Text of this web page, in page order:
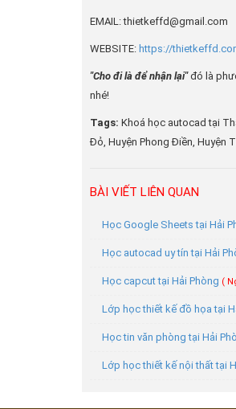
EMAIL: thietkeffd@gmail.com
WEBSITE: https://
"Cho đi là để nhận lại"đó là
nhé!
Tags: Khoá học autocad tại
Đỏ, Huyện Phong Điền, Huyện
BÀI VIẾT LIÊN QUAN
Học Google Sheets tại Hải
Học autocad uy tín tại Hải
Học capcut tại Hải Phòng (
Lớp học thiết kế đồ họa tại
Học tin văn phòng tại Hải
Lớp học thiết kế nội thất tại